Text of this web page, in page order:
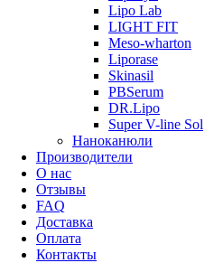
Lipo Lab
LIGHT FIT
Meso-wharton
Liporase
Skinasil
PBSerum
DR.Lipo
Super V-line Sol
Наноканюли
Производители
О нас
Отзывы
FAQ
Доставка
Оплата
Контакты